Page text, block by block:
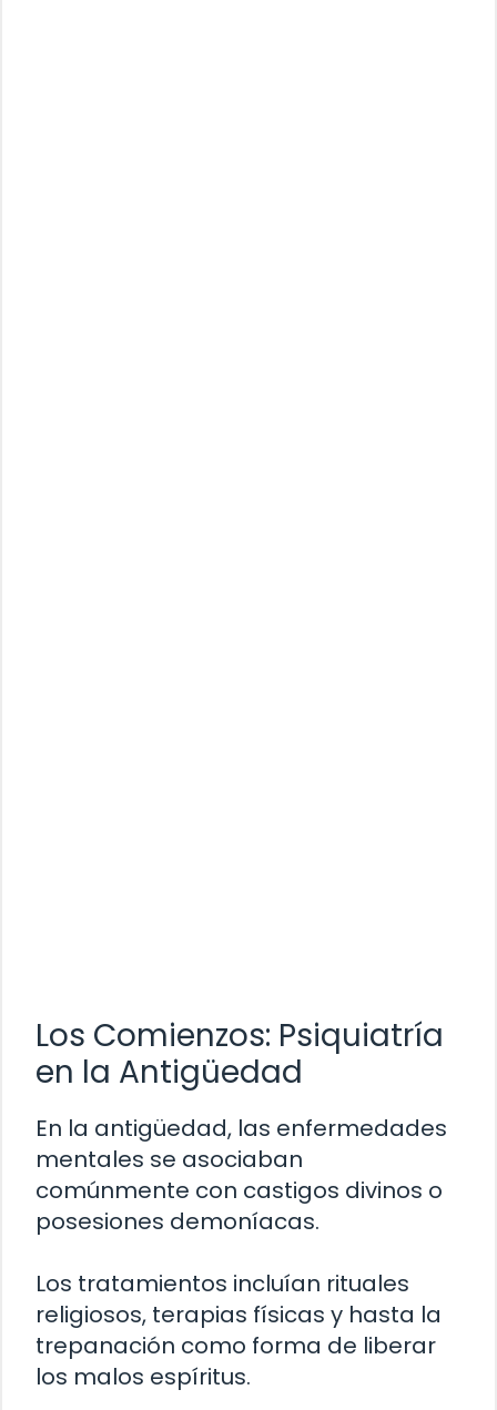
Los Comienzos: Psiquiatría
en la Antigüedad
En la antigüedad, las enfermedades
mentales se asociaban
comúnmente con castigos divinos o
posesiones demoníacas.
Los tratamientos incluían rituales
religiosos, terapias físicas y hasta la
trepanación como forma de liberar
los malos espíritus.